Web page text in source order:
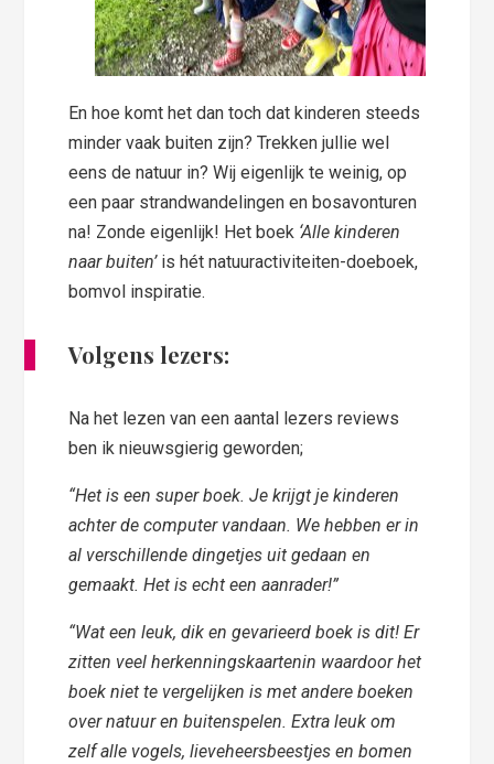
En hoe komt het dan toch dat kinderen steeds
minder vaak buiten zijn? Trekken jullie wel
eens de natuur in? Wij eigenlijk te weinig, op
een paar strandwandelingen en bosavonturen
na! Zonde eigenlijk! Het boek ‘Alle kinderen
naar buiten’ is hét natuuractiviteiten-doeboek,
bomvol inspiratie.
Volgens lezers:
Na het lezen van een aantal lezers reviews
ben ik nieuwsgierig geworden;
“Het is een super boek. Je krijgt je kinderen
achter de computer vandaan. We hebben er in
al verschillende dingetjes uit gedaan en
gemaakt. Het is echt een aanrader!”
“Wat een leuk, dik en gevarieerd boek is dit! Er
zitten veel herkenningskaartenin waardoor het
boek niet te vergelijken is met andere boeken
over natuur en buitenspelen. Extra leuk om
zelf alle vogels, lieveheersbeestjes en bomen